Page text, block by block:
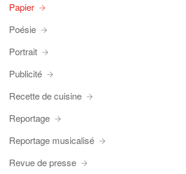
Papier
Poésie
Portrait
Publicité
Recette de cuisine
Reportage
Reportage musicalisé
Revue de presse